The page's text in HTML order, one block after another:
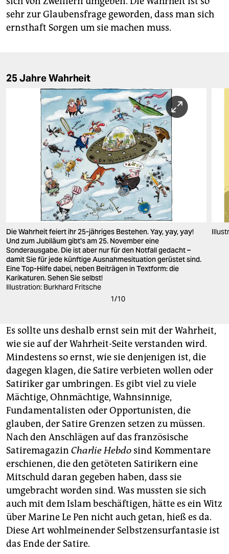
sehr zur Glaubensfrage geworden, dass man sich
ernsthaft Sorgen um sie machen muss.
25 Jahre Wahrheit
Die Wahrheit feiert ihr 25-jähriges Bestehen. Yay, yay, yay!
Und zum Jubiläum gibt's am 25. November eine
Sonderausgabe. Die ist aber nur für den Notfall gedacht –
damit Sie für jede künftige Ausnahmesituation gerüstet sind.
Eine Top-Hilfe dabei, neben Beiträgen in Textform: die
Karikaturen. Sehen Sie selbst!
Illustration: Burkhard Fritsche
1/10
Es sollte uns deshalb ernst sein mit der Wahrheit,
wie sie auf der Wahrheit-Seite verstanden wird.
Mindestens so ernst, wie sie denjenigen ist, die
dagegen klagen, die Satire verbieten wollen oder
Satiriker gar umbringen. Es gibt viel zu viele
Mächtige, Ohnmächtige, Wahnsinnige,
Fundamentalisten oder Opportunisten, die
glauben, der Satire Grenzen setzen zu müssen.
Nach den Anschlägen auf das französische
Satiremagazin Charlie Hebdo sind Kommentare
erschienen, die den getöteten Satirikern eine
Mitschuld daran gegeben haben, dass sie
umgebracht worden sind. Was mussten sie sich
auch mit dem Islam beschäftigen, hätte es ein Witz
über Marine Le Pen nicht auch getan, hieß es da.
Diese Art wohlmeinender Selbstzensurfantasie ist
das Ende der Satire.